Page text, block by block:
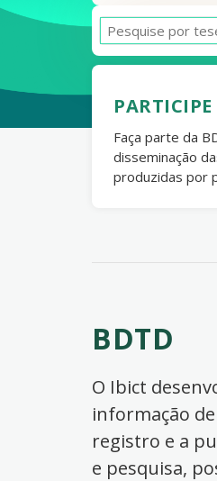
PARTICIPE
Faça parte da
disseminação
produzidas por
BDTD
O Ibict
informação
registro e a
e pesquisa,